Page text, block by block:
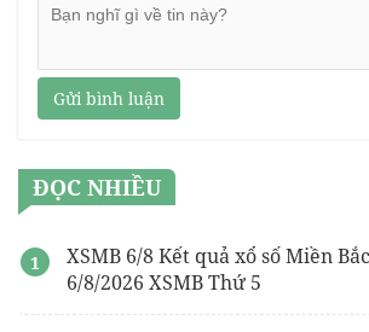
Gửi bình luận
ĐỌC NHIỀU
XSMB 6/8 Kết quả xổ số Miền
6/8/2026 XSMB Thứ 5